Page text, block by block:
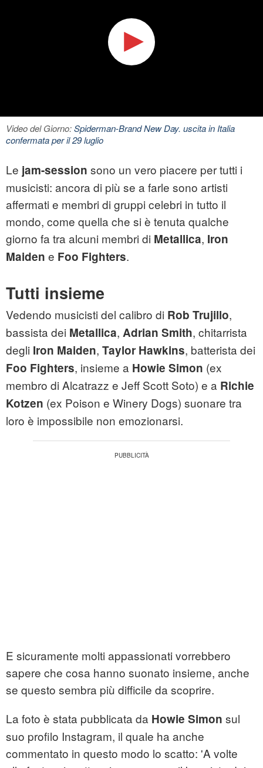
Video del Giorno:Spiderman-Brand New Day. uscita in Italia
confermata per il 29 luglio
Le jam-session sono un vero piacere per tutti i
musicisti: ancora di più se a farle sono artisti
affermati e membri di gruppi celebri in tutto il
mondo, come quella che si è tenuta qualche
giorno fa tra alcuni membri di Metallica, Iron
Maiden e Foo Fighters.
Tutti insieme
Vedendo musicisti del calibro di Rob Trujillo,
bassista dei Metallica, Adrian Smith, chitarrista
degli Iron Maiden, Taylor Hawkins, batterista dei
Foo Fighters, insieme a Howie Simon (ex
membro di Alcatrazz e Jeff Scott Soto) e a Richie
Kotzen (ex Poison e Winery Dogs) suonare tra
loro è impossibile non emozionarsi.
E sicuramente molti appassionati vorrebbero
sapere che cosa hanno suonato insieme, anche
se questo sembra più difficile da scoprire.
La foto è stata pubblicata da Howie Simon sul
suo profilo Instagram, il quale ha anche
commentato in questo modo lo scatto: 'A volte